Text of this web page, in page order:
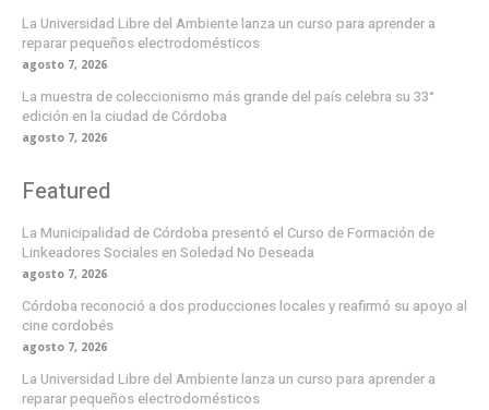
La Universidad Libre del Ambiente lanza un curso para aprender a
reparar pequeños electrodomésticos
agosto 7, 2026
La muestra de coleccionismo más grande del país celebra su 33°
edición en la ciudad de Córdoba
agosto 7, 2026
Featured
La Municipalidad de Córdoba presentó el Curso de Formación de
Linkeadores Sociales en Soledad No Deseada
agosto 7, 2026
Córdoba reconoció a dos producciones locales y reafirmó su apoyo al
cine cordobés
agosto 7, 2026
La Universidad Libre del Ambiente lanza un curso para aprender a
reparar pequeños electrodomésticos